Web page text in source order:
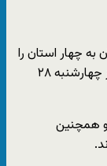
چهار استان را
«محسن دهنوی»، عضو هیات رئیسه مجلس، روز چهارشنبه ۲۸
و همچنین